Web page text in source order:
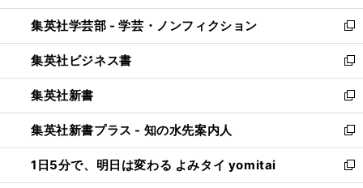
開
く
ウ
で
開
く
ン
ド
ウ
で
開
く
ウ
ィ
ン
ド
ウ
で
開
く
集英社学芸部 - 学芸・ノンフィクション
新
し
い
ウ
ィ
ン
ド
ウ
で
開
集英社ビジネス書
新
し
い
ウ
ィ
ン
ド
ウ
集英社新書
新
し
い
ウ
ィ
ン
集英社新書プラス - 知の水先案内人
新
し
い
ウ
1日5分で、明日は変わる よみタイ yomitai
新